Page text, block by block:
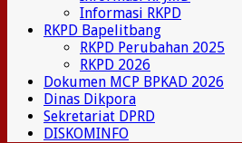
Informasi RKPD
RKPD Bapelitbang
RKPD Perubahan 2025
RKPD 2026
Dokumen MCP BPKAD 2026
Dinas Dikpora
Sekretariat DPRD
DISKOMINFO